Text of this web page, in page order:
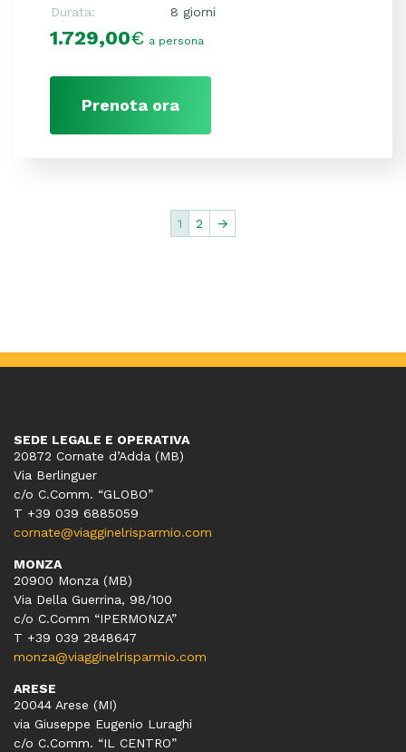
Durata:
8 giorni
1.729,00€ a persona
Prenota ora
1 2 →
SEDE LEGALE E OPERATIVA
20872 Cornate d’Adda (MB)
Via Berlinguer
c/o C.Comm. “GLOBO”
T +39 039 6885059
cornate@viagginelrisparmio.com
MONZA
20900 Monza (MB)
Via Della Guerrina, 98/100
c/o C.Comm “IPERMONZA”
T +39 039 2848647
monza@viagginelrisparmio.com
ARESE
20044 Arese (MI)
via Giuseppe Eugenio Luraghi
c/o C.Comm. “IL CENTRO”